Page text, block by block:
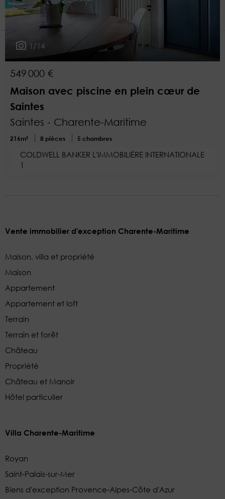
Plus de critères
2
1/14
549 000 €
Maison avec piscine en plein cœur de
Saintes
Saintes - Charente-Maritime
216m² 8 pièces 5 chambres
COLDWELL BANKER L'IMMOBILIÈRE INTERNATIONALE
1
Vente immobilier d'exception Charente-Maritime
Maison, villa et propriété
Maison
Appartement
Appartement et loft
Terrain
Terrain et forêt
Château
Propriété
Château et Manoir
Hôtel particulier
Villa Charente-Maritime
Royan
Saint-Palais-sur-Mer
Biens d'exception Provence-Alpes-Côte d'Azur